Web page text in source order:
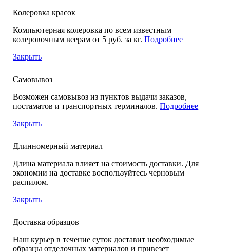
Колеровка красок
Компьютерная колеровка по всем известным
колеровочным веерам от 5 руб. за кг.Подробнее
Закрыть
Самовывоз
Возможен самовывоз из пунктов выдачи заказов,
постаматов и транспортных терминалов.Подробнее
Закрыть
Длинномерный материал
Длина материала влияет на стоимость доставки. Для
экономии на доставке воспользуйтесь черновым
распилом.
Закрыть
Доставка образцов
Наш курьер в течение суток доставит необходимые
образцы отделочных материалов и привезет